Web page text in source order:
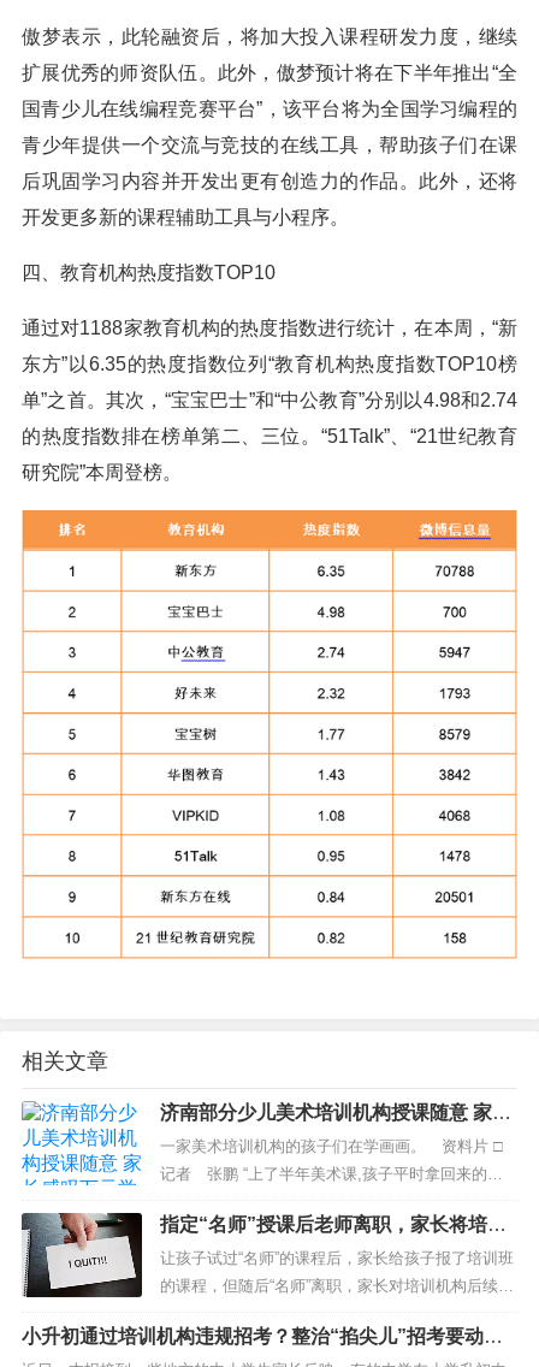
傲梦表示，此轮融资后，将加大投入课程研发力度，继续
扩展优秀的师资队伍。此外，傲梦预计将在下半年推出“全
国青少儿在线编程竞赛平台”，该平台将为全国学习编程的
青少年提供一个交流与竞技的在线工具，帮助孩子们在课
后巩固学习内容并开发出更有创造力的作品。此外，还将
开发更多新的课程辅助工具与小程序。
四、教育机构热度指数TOP10
通过对1188家教育机构的热度指数进行统计，在本周，“新
东方”以6.35的热度指数位列“教育机构热度指数TOP10榜
单”之首。其次，“宝宝巴士”和“中公教育”分别以4.98和2.74
的热度指数排在榜单第二、三位。“51Talk”、“21世纪教育
研究院”本周登榜。
相关文章
济南部分少儿美术培训机构授课随意 家长
感叹万元学费不值
一家美术培训机构的孩子们在学画画。 资料片 □
记者 张鹏 “上了半年美术课,孩子平时拿回来的作
品都画得挺好,但让他自己在家画,磨蹭半天也就画了
几个水果。&r...
指定“名师”授课后老师离职，家长将培训
机构告上法庭
让孩子试过“名师”的课程后，家长给孩子报了培训班
的课程，但随后“名师”离职，家长对培训机构后续安
排的老师不满意，能否提出退款呢？ 昨日，记...
小升初通过培训机构违规招考？整治“掐尖儿”招考要动真
格